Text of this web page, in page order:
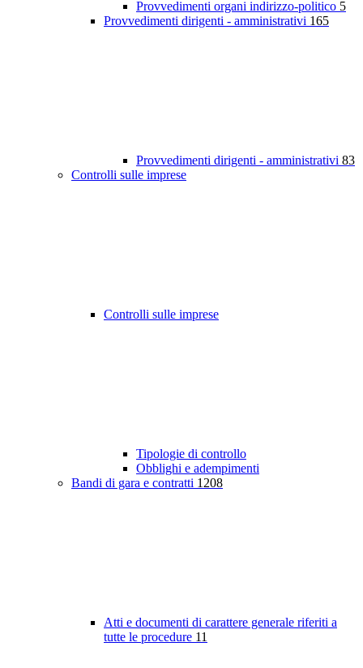
Provvedimenti organi indirizzo-politico 5
Provvedimenti dirigenti - amministrativi 165
Provvedimenti dirigenti - amministrativi 83
Controlli sulle imprese
Controlli sulle imprese
Tipologie di controllo
Obblighi e adempimenti
Bandi di gara e contratti 1208
Atti e documenti di carattere generale riferiti a
tutte le procedure 11